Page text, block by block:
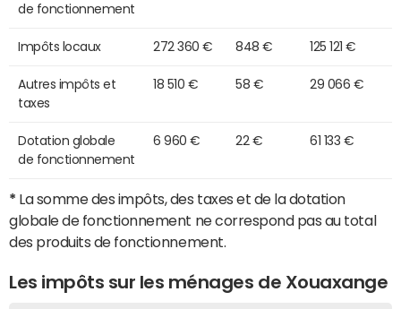
de fonctionnement
Impôts locaux 272 360 € 848 € 125 121 €
Autres impôts et
taxes
18 510 € 58 € 29 066 €
Dotation globale
de fonctionnement
6 960 € 22 € 61 133 €
* La somme des impôts, des taxes et de la dotation
globale de fonctionnement ne correspond pas au total
des produits de fonctionnement.
Les impôts sur les ménages de Xouaxange